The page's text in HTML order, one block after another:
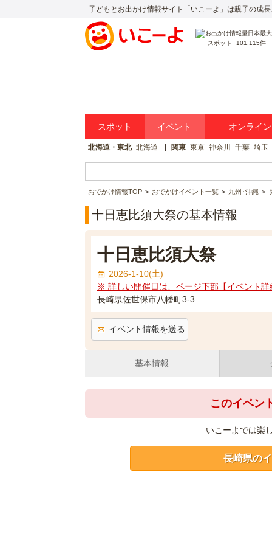
子どもとお出かけ情報サイト「いこーよ」は親子の成長
スポット 101,115件
スポット イベント オンライ
北海道・東北 北海道 関東 東京 神奈川 千葉 埼玉
おでかけ情報TOP おでかけイベント一覧 九州･沖縄
十日恵比須大祭の基本情報
十日恵比須大祭
2026-1-10(土)
※ 詳しい開催日は、ページ下部【イベント詳
長崎県佐世保市八幡町3-3
イベント情報を送る
基本情報
このイベン
いこーよでは楽
長崎県の